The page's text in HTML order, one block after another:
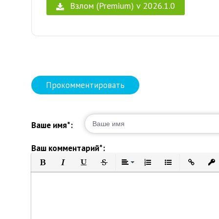
Взлом (Premium) v 2026.1.0
Прокомментировать
Ваше имя*:
Ваш комментарий*:
Полужирный
КурсивПодчеркнутый
ЗачеркнутыйВыравнивание
Нумерованный список
Маркированный
Вставить